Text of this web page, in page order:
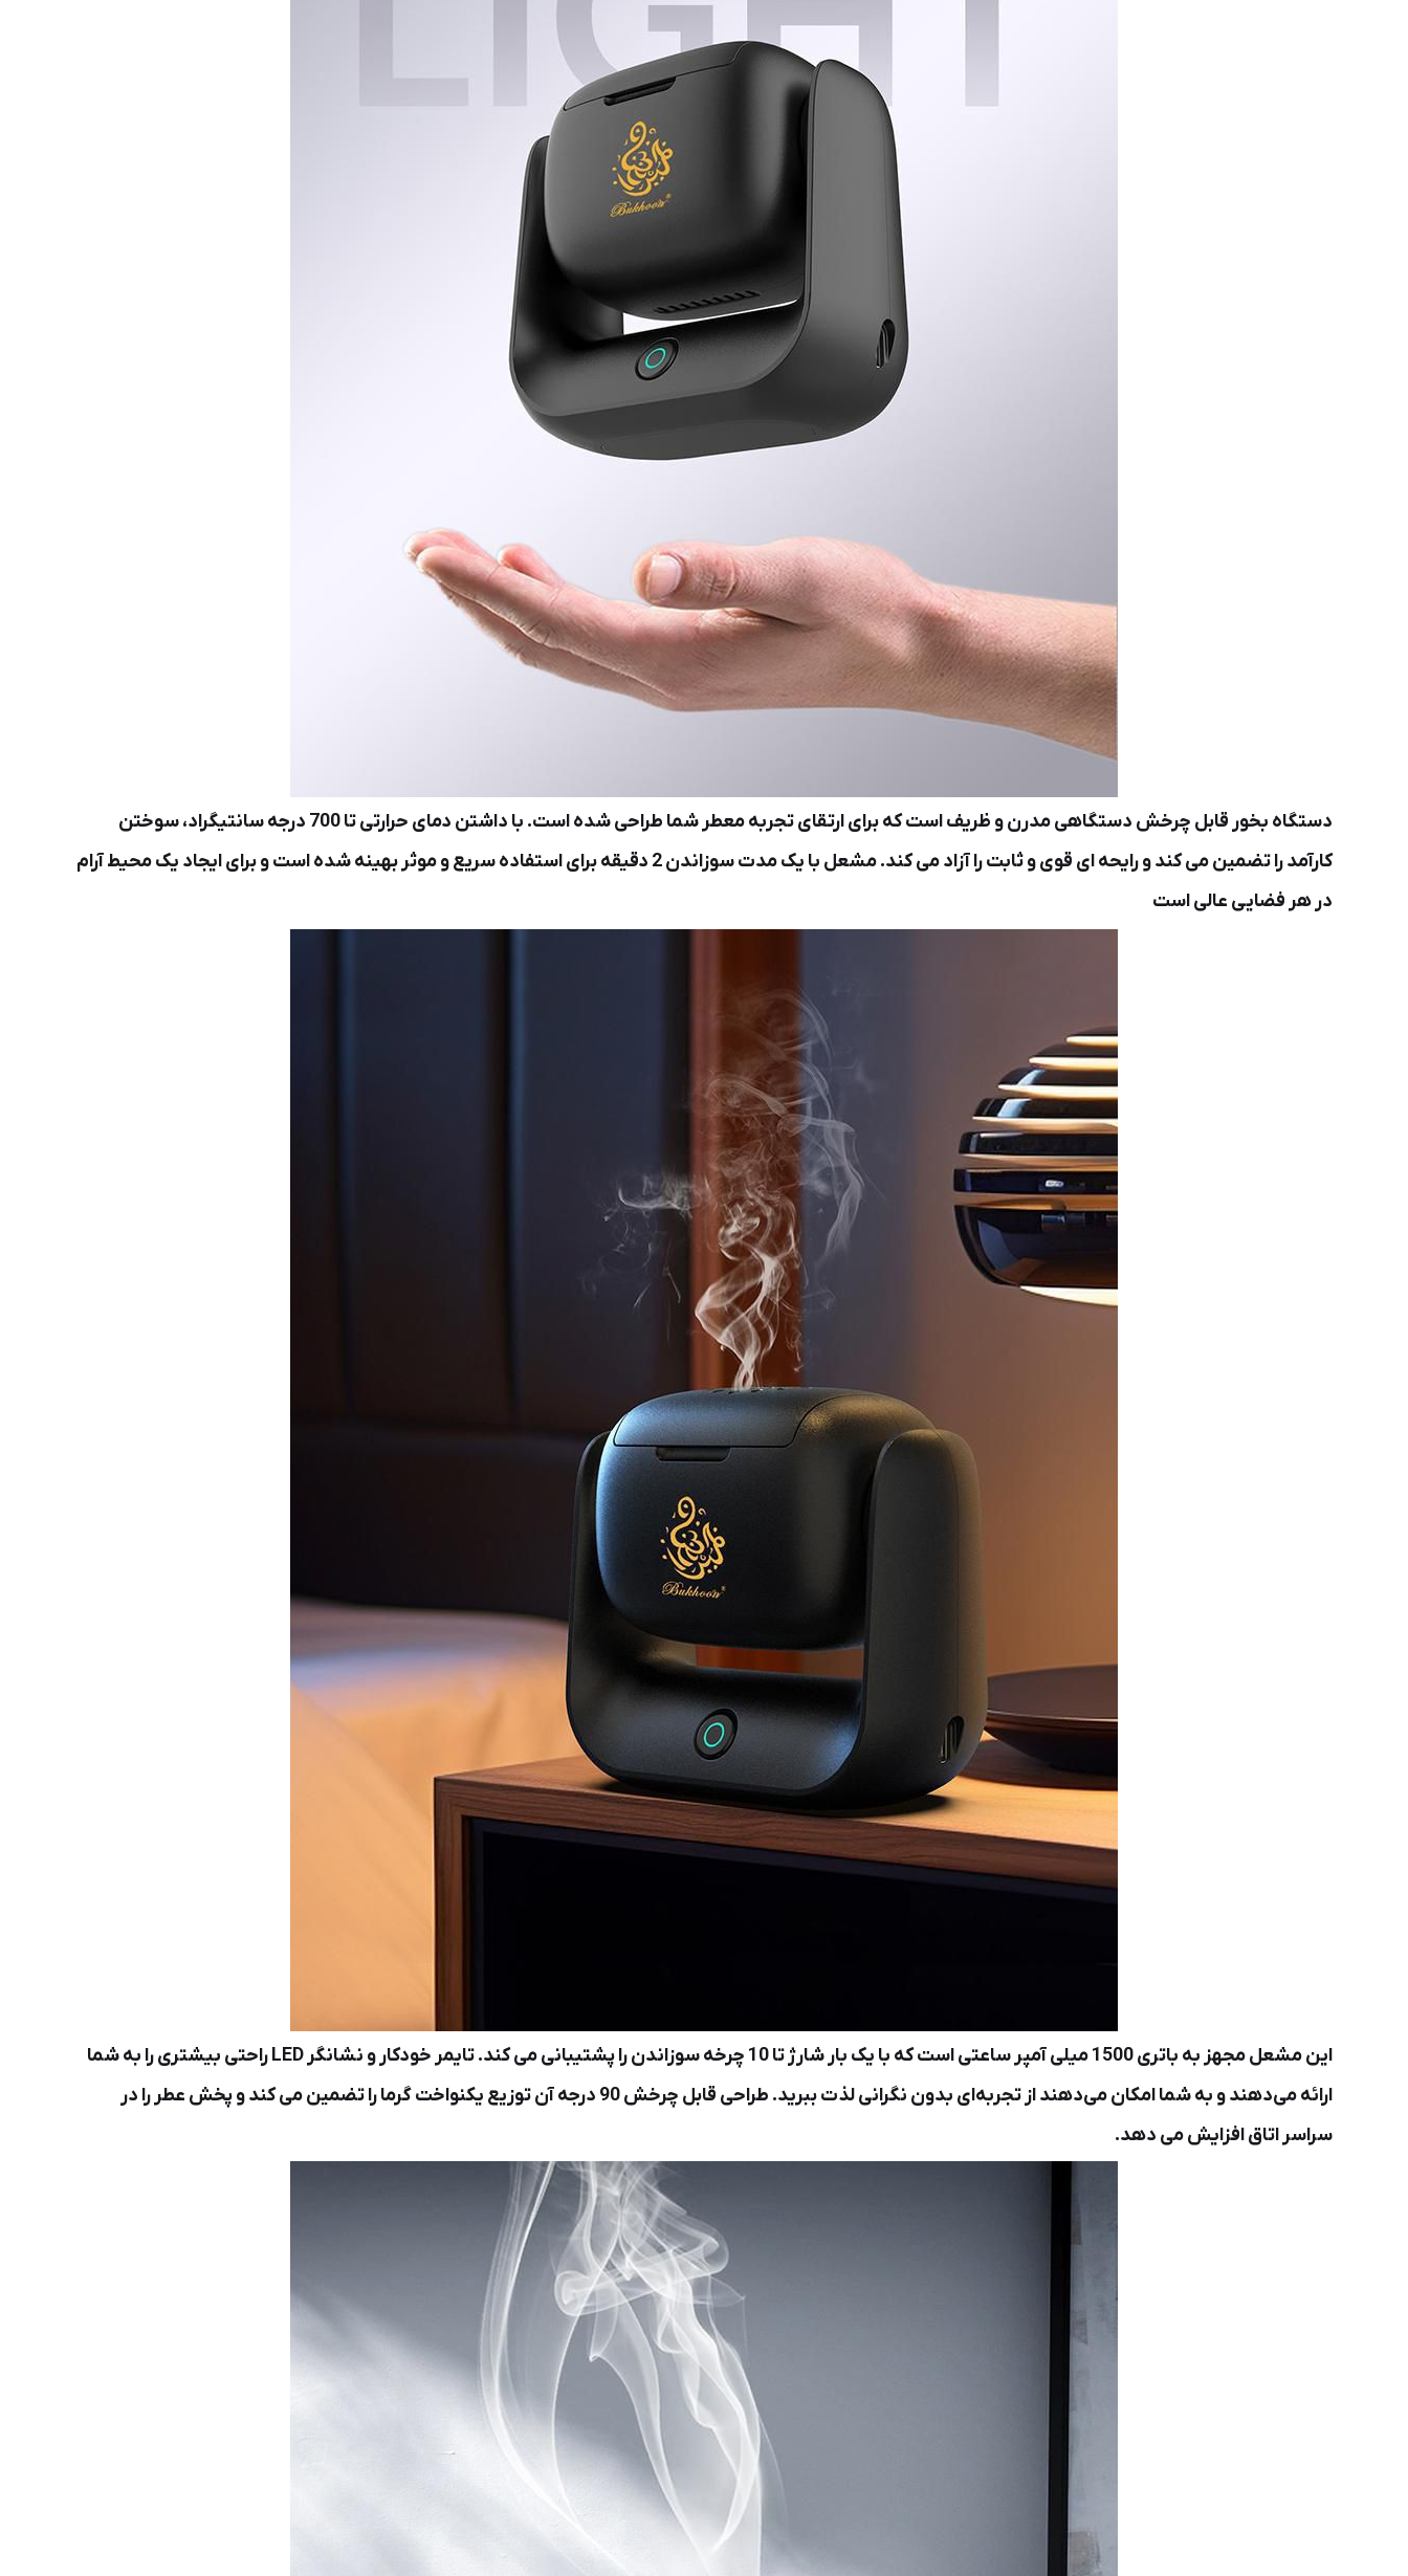
دستگاه بخور قابل چرخش دستگاهی مدرن و ظریف است که برای ارتقای تجربه معطر شما طراحی شده است. با داشتن دمای حرارتی تا 700 درجه سانتیگراد، سوختن
کارآمد را تضمین می کند و رایحه ای قوی و ثابت را آزاد می کند. مشعل با یک مدت سوزاندن 2 دقیقه برای استفاده سریع و موثر بهینه شده است و برای ایجاد یک محیط آرام
در هر فضایی عالی است
این مشعل مجهز به باتری 1500 میلی آمپر ساعتی است که با یک بار شارژ تا 10 چرخه سوزاندن را پشتیبانی می کند. تایمر خودکار و نشانگر LED راحتی بیشتری را به شما
ارائه می‌دهند و به شما امکان می‌دهند از تجربه‌ای بدون نگرانی لذت ببرید. طراحی قابل چرخش 90 درجه آن توزیع یکنواخت گرما را تضمین می کند و پخش عطر را در
سراسر اتاق افزایش می دهد.